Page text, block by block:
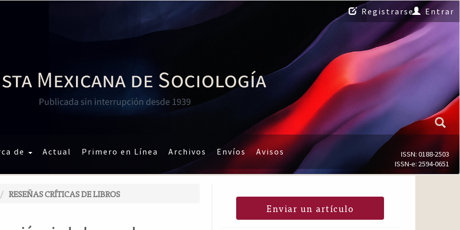
Registrarse Entrar
ISSN: 0188-2503
ISSN-e: 2594-0651
de Actual Primero en Línea Archivos Envíos Avisos
RESEÑAS CRÍTICAS DE LIBROS
Enviar un artículo